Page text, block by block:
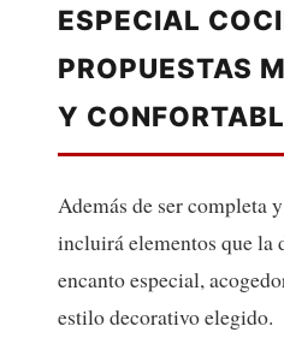
ESPECIAL
PROPUESTAS
Y
Además de ser completa
incluirá elementos que la
encanto especial,
estilo decorativo elegido.